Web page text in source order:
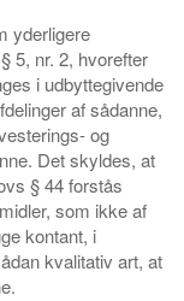
yderligere
5, nr. 2, hvorefter
i udbyttegivende
af sådanne,
og
Det skyldes, at
§ 44 forstås
som ikke af
kontant, i
kvalitativ art, at